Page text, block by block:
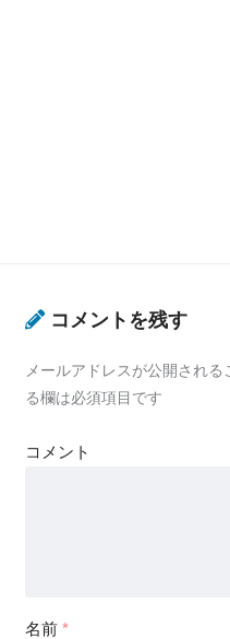
コメントを残す
メールアドレスが公開される
る欄は必須項目です
コメント
名前 *